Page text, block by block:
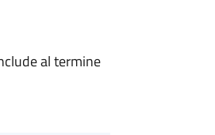
al termine